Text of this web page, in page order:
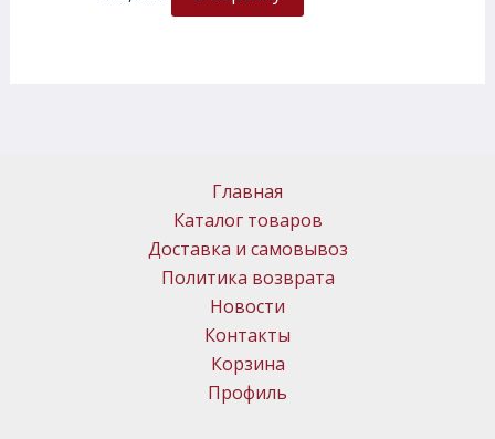
Главная
Каталог товаров
Доставка и самовывоз
Политика возврата
Новости
Контакты
Корзина
Профиль